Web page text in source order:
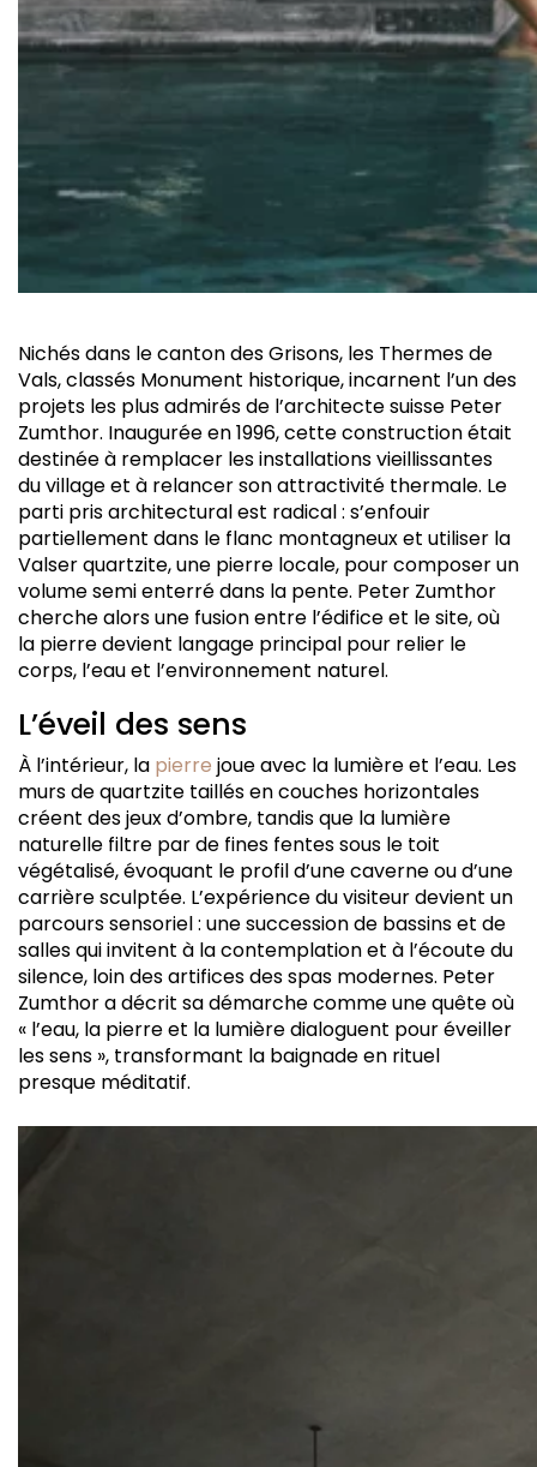
Nichés dans le canton des Grisons, les Thermes de
Vals, classés Monument historique, incarnent l’un des
projets les plus admirés de l’architecte suisse Peter
Zumthor. Inaugurée en 1996, cette construction était
destinée à remplacer les installations vieillissantes
du village et à relancer son attractivité thermale. Le
parti pris architectural est radical : s’enfouir
partiellement dans le flanc montagneux et utiliser la
Valser quartzite, une pierre locale, pour composer un
volume semi enterré dans la pente. Peter Zumthor
cherche alors une fusion entre l’édifice et le site, où
la pierre devient langage principal pour relier le
corps, l’eau et l’environnement naturel.
L’éveil des sens
À l’intérieur, la pierre joue avec la lumière et l’eau. Les
murs de quartzite taillés en couches horizontales
créent des jeux d’ombre, tandis que la lumière
naturelle filtre par de fines fentes sous le toit
végétalisé, évoquant le profil d’une caverne ou d’une
carrière sculptée. L’expérience du visiteur devient un
parcours sensoriel : une succession de bassins et de
salles qui invitent à la contemplation et à l’écoute du
silence, loin des artifices des spas modernes. Peter
Zumthor a décrit sa démarche comme une quête où
« l’eau, la pierre et la lumière dialoguent pour éveiller
les sens », transformant la baignade en rituel
presque méditatif.